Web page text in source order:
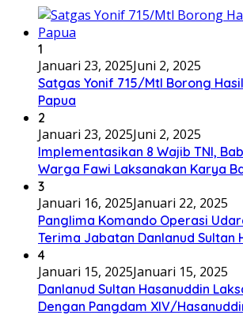
1
Januari 23, 2025Juni 2, 2025
Satgas Yonif 715/Mtl Borong
Papua
2
Januari 23, 2025Juni 2, 2025
Implementasikan 8 Wajib TNI,
Warga Fawi Laksanakan Karya
3
Januari 16, 2025Januari 22, 2025
Panglima Komando Operasi
Terima Jabatan Danlanud Sultan
4
Januari 15, 2025Januari 15, 2025
Danlanud Sultan Hasanuddin
Dengan Pangdam XIV/